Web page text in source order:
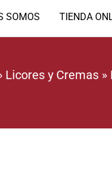
SOMOS TIENDA
Licores y Cremas »